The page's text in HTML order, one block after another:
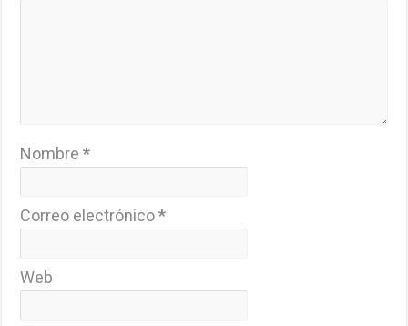
Nombre*
Correo electrónico*
Web